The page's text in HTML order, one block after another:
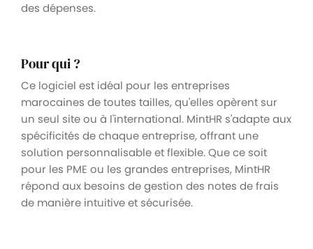
des dépenses.
Pour qui ?
Ce logiciel est idéal pour les entreprises
marocaines de toutes tailles, qu'elles opèrent sur
un seul site ou à l'international. MintHR s'adapte aux
spécificités de chaque entreprise, offrant une
solution personnalisable et flexible. Que ce soit
pour les PME ou les grandes entreprises, MintHR
répond aux besoins de gestion des notes de frais
de manière intuitive et sécurisée.